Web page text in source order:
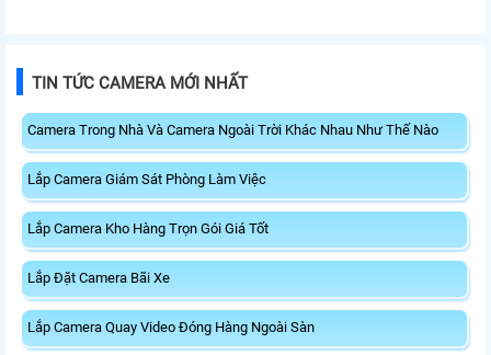
TIN TỨC CAMERA MỚI NHẤT
Camera Trong Nhà Và Camera Ngoài Trời Khác Nhau Như Thế Nào
Lắp Camera Giám Sát Phòng Làm Việc
Lắp Camera Kho Hàng Trọn Gói Giá Tốt
Lắp Đặt Camera Bãi Xe
Lắp Camera Quay Video Đóng Hàng Ngoài Sàn